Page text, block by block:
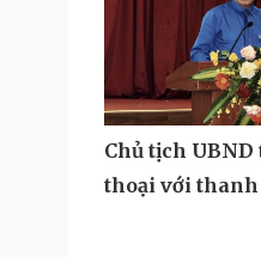
Chủ tịch
thoại với